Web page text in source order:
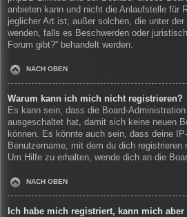
anbieten kann und nicht die Anlaufstelle für
jeglicher Art ist; außer solchen, die unter
wenden, falls es Beschwerden oder
Forum gibt?“ behandelt werden.
NACH OBEN
Warum kann ich mich nicht registrieren?
Es kann sein, dass die Board-
ausgeschaltet hat, damit sich keine neuen
können. Es könnte auch sein, dass deine
Benutzername, mit dem du dich registrieren
Um Hilfe zu erhalten, wende dich an die
NACH OBEN
Ich habe mich registriert, kann mich